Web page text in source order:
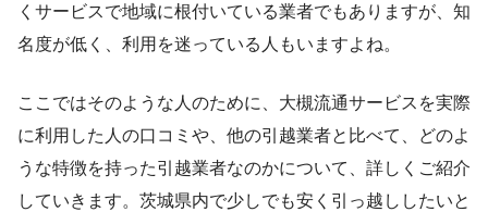
くサービスで地域に根付いている業者でもありますが、知
名度が低く、利用を迷っている人もいますよね。
ここではそのような人のために、大槻流通サービスを実際
に利用した人の口コミや、他の引越業者と比べて、どのよ
うな特徴を持った引越業者なのかについて、詳しくご紹介
していきます。茨城県内で少しでも安く引っ越ししたいと